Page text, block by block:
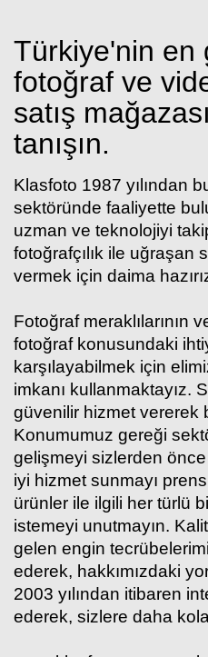
Türkiye'nin en
fotoğraf ve
satış
tanışın.
Klasfoto 1987 yılından
sektöründe faaliyette
uzman ve teknolojiyi
fotoğrafçılık ile uğraşan
vermek için daima
Fotoğraf meraklılarının
fotoğraf konusundaki
karşılayabilmek için
imkanı kullanmaktayız.
güvenilir hizmet vererek
Konumumuz gereği
gelişmeyi sizlerden
iyi hizmet sunmayı
ürünler ile ilgili her türlü
istemeyi unutmayın.
gelen engin
ederek, hakkımızdaki
2003 yılından itibaren
ederek, sizlere daha